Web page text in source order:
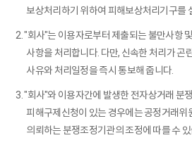
보상처리하기 위하여 피해보상처리기구를
2. "회사"는 이용자로부터 제출되는 불만사항
사항을 처리합니다. 다만, 신속한 처리가 곤
사유와 처리일정을 즉시 통보해 줍니다.
3. "회사"와 이용자간에 발생한 전자상거래 분
피해구제신청이 있는 경우에는 공정거래위
의뢰하는 분쟁조정기관의 조정에 따를 수 있